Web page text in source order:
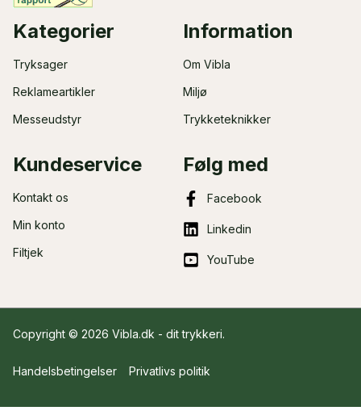
Kategorier
Tryksager
Reklameartikler
Messeudstyr
Information
Om Vibla
Miljø
Trykketeknikker
Kundeservice
Kontakt os
Min konto
Filtjek
Følg med
Facebook
Linkedin
YouTube
Copyright © 2026 Vibla.dk - dittrykkeri.
Handelsbetingelser Privatlivs politik